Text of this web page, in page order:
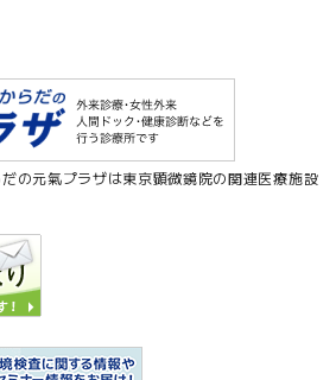
の元氣プラザは東京顕微鏡院の関連医療施設